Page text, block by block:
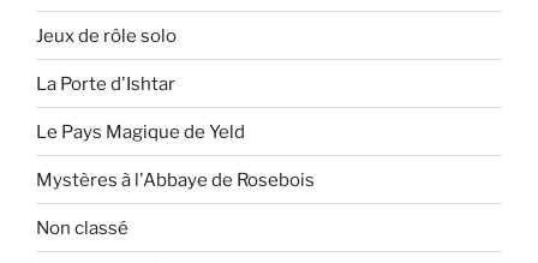
Jeux de rôle solo
La Porte d'Ishtar
Le Pays Magique de Yeld
Mystères à l'Abbaye de Rosebois
Non classé